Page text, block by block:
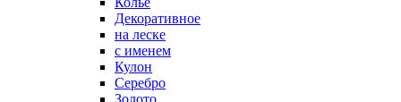
Декоративное
на леске
с именем
Кулон
Серебро
Золото